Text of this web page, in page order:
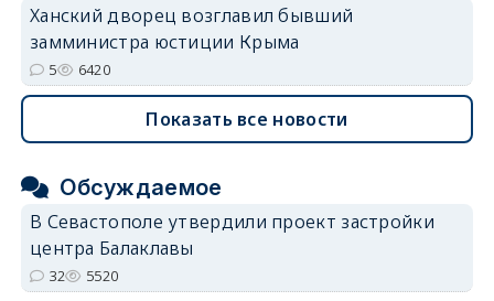
Ханский дворец возглавил бывший
замминистра юстиции Крыма
5 6420
Показать все новости
Обсуждаемое
В Севастополе утвердили проект застройки
центра Балаклавы
32 5520